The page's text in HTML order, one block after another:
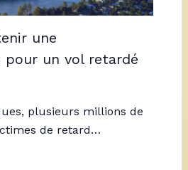
une
pour un vol retardé
plusieurs millions de
de retard…